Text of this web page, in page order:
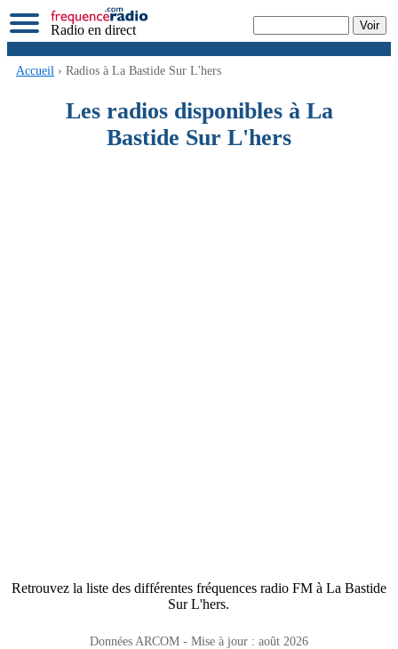
Radio en direct
Accueil › Radios à La Bastide Sur L'hers
Les radios disponibles à La
Bastide Sur L'hers
Retrouvez la liste des différentes fréquences radio FM à La Bastide
Sur L'hers.
Données ARCOM - Mise à jour : août 2026